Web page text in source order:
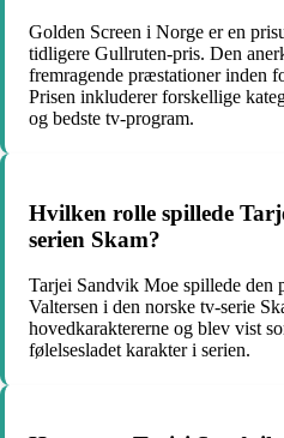
Golden Screen i Norge er en
tidligere Gullruten-pris. Den
fremragende præstationer inden
Prisen inkluderer forskellige
og bedste tv-program.
Hvilken rolle spillede
serien Skam?
Tarjei Sandvik Moe spillede den
Valtersen i den norske tv-serie
hovedkaraktererne og blev vist
følelsesladet karakter i serien.